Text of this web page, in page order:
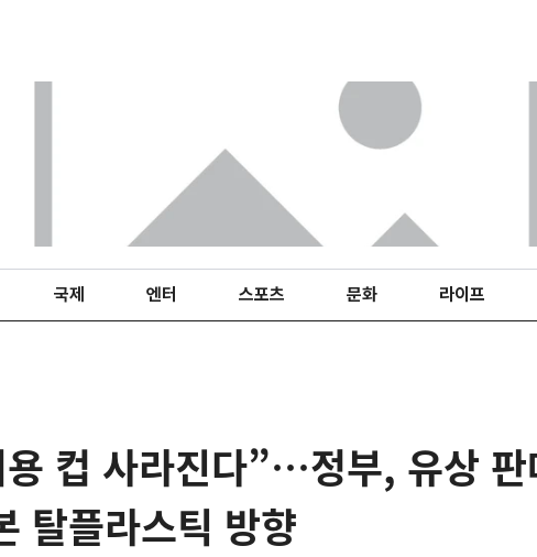
국제 엔터 스포츠 문화 라이프
컵 사라진다”…정부, 유상 판
탈플라스틱 방향